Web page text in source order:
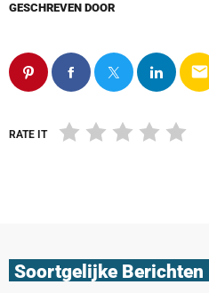
GESCHREVEN DOOR
email
RATE IT
Soortgelijke Berichten